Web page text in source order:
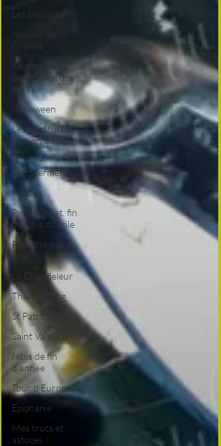
Les basiques
Nouvel An
Chinois
Recettes fête
des Mères, des
Pères
Halloween
Les confitures
maison, c'est si
bon
Lactofermentation
Pâques
Petit budget, fin
de mois difficile
Recettes mardi
gras
La Chandeleur
Thanksgiving
St Patrick
Saint Valentin
fêtes de fin
d'année
Tour d'Europe
Epiphanie
Mes trucs et
astuces !